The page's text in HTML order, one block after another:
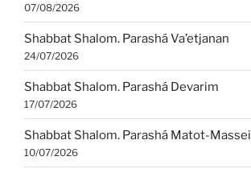
07/08/2026
Shabbat Shalom. Parashá Va’etjanan
24/07/2026
Shabbat Shalom. Parashá Devarim
17/07/2026
Shabbat Shalom. Parashá Matot-Massei
10/07/2026